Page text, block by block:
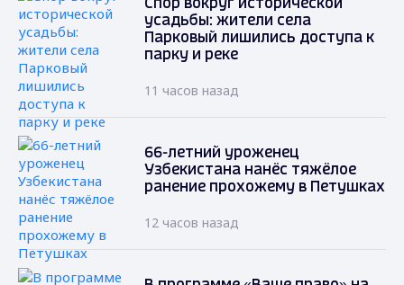
Спор вокруг исторической
усадьбы: жители села
Парковый лишились доступа к
парку и реке
11 часов назад
66-летний уроженец
Узбекистана нанёс тяжёлое
ранение прохожему в Петушках
12 часов назад